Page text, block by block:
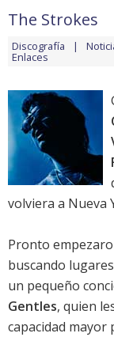
The Strokes
Discografía
Enlaces
volviera a Nueva
Pronto
buscando
un pequeño
Gentles, quien
capacidad mayor